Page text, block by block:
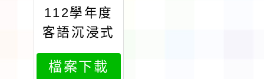
112學年度
客語沉浸式
教學優良課
程教學方案
檔案下載